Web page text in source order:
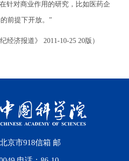
针对商业作用的研究，比如医药企
前提下开放。”
济报道》 2011-10-25 20版）
京市918信箱 邮